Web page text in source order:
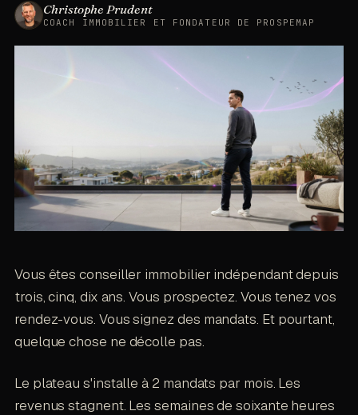
Christophe Prudent
COACH IMMOBILIER ET FONDATEUR DE PROSPEMAP
Vous êtes conseiller immobilier indépendant depuis
trois, cinq, dix ans. Vous prospectez. Vous tenez vos
rendez-vous. Vous signez des mandats. Et pourtant,
quelque chose ne décolle pas.
Le plateau s'installe à 2 mandats par mois. Les
revenus stagnent. Les semaines de soixante heures